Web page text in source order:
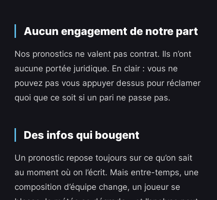
Aucun engagement de notre part
Nos pronostics ne valent pas contrat. Ils n’ont
aucune portée juridique. En clair : vous ne
pouvez pas vous appuyer dessus pour réclamer
quoi que ce soit si un pari ne passe pas.
Des infos qui bougent
Un pronostic repose toujours sur ce qu’on sait
au moment où on l’écrit. Mais entre-temps, une
composition d’équipe change, un joueur se